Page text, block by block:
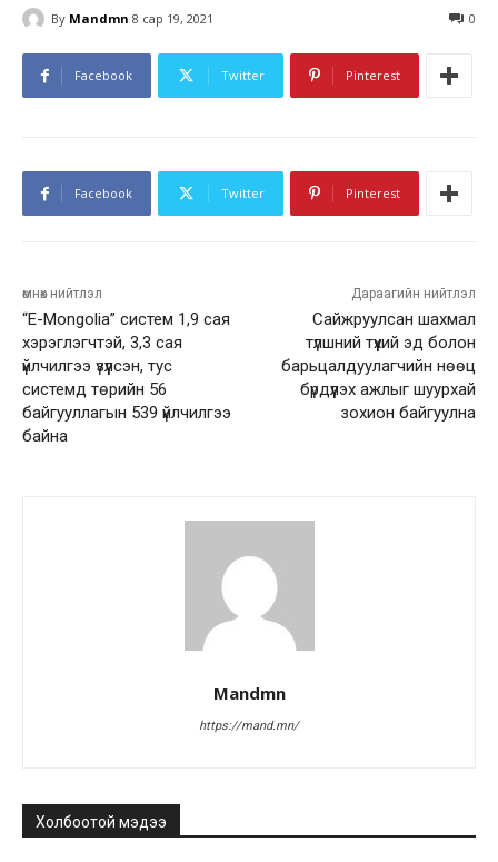
By Mandmn 8 сар 19, 2021 0
Facebook Twitter Pinterest
Facebook Twitter Pinterest
өмнөх нийтлэл
“Е-Mongolia” систем 1,9 сая
хэрэглэгчтэй, 3,3 сая
үйлчилгээ үзүүлсэн, тус
системд төрийн 56
байгууллагын 539 үйлчилгээ
байна
Дараагийн нийтлэл
Сайжруулсан шахмал
түлшний түүхий эд болон
барьцалдуулагчийн нөөц
бүрдүүлэх ажлыг шуурхай
зохион байгуулна
Mandmn
https://mand.mn/
Холбоотой мэдээ